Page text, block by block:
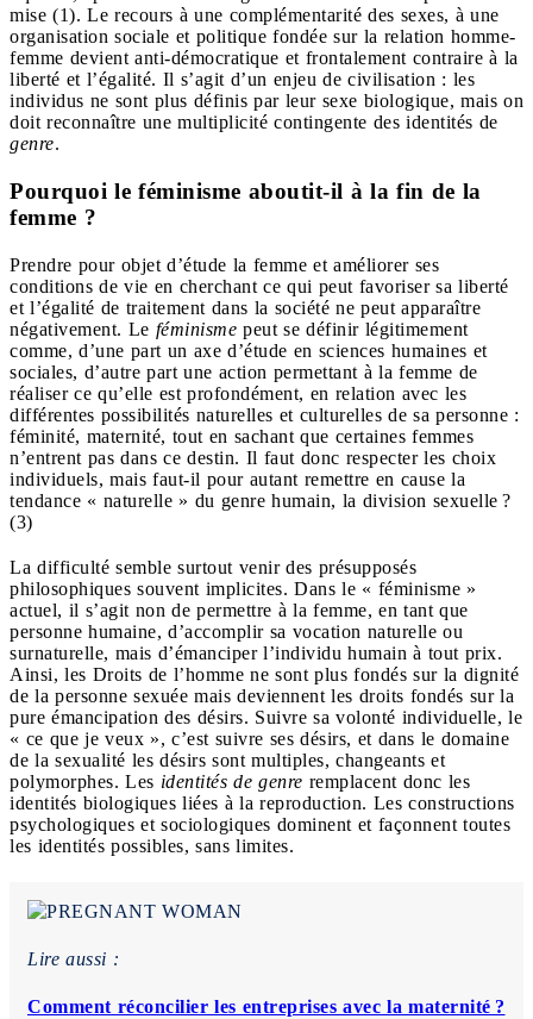
mise (1). Le recours à une complémentarité des sexes, à une
organisation sociale et politique fondée sur la relation homme-
femme devient anti-démocratique et frontalement contraire à la
liberté et l’égalité. Il s’agit d’un enjeu de civilisation : les
individus ne sont plus définis par leur sexe biologique, mais on
doit reconnaître une multiplicité contingente des identités de
genre.
Pourquoi le féminisme aboutit-il à la fin de la
femme ?
Prendre pour objet d’étude la femme et améliorer ses
conditions de vie en cherchant ce qui peut favoriser sa liberté
et l’égalité de traitement dans la société ne peut apparaître
négativement. Le féminisme peut se définir légitimement
comme, d’une part un axe d’étude en sciences humaines et
sociales, d’autre part une action permettant à la femme de
réaliser ce qu’elle est profondément, en relation avec les
différentes possibilités naturelles et culturelles de sa personne :
féminité, maternité, tout en sachant que certaines femmes
n’entrent pas dans ce destin. Il faut donc respecter les choix
individuels, mais faut-il pour autant remettre en cause la
tendance « naturelle » du genre humain, la division sexuelle ?
(3)
La difficulté semble surtout venir des présupposés
philosophiques souvent implicites. Dans le « féminisme »
actuel, il s’agit non de permettre à la femme, en tant que
personne humaine, d’accomplir sa vocation naturelle ou
surnaturelle, mais d’émanciper l’individu humain à tout prix.
Ainsi, les Droits de l’homme ne sont plus fondés sur la dignité
de la personne sexuée mais deviennent les droits fondés sur la
pure émancipation des désirs. Suivre sa volonté individuelle, le
« ce que je veux », c’est suivre ses désirs, et dans le domaine
de la sexualité les désirs sont multiples, changeants et
polymorphes. Les identités de genre remplacent donc les
identités biologiques liées à la reproduction. Les constructions
psychologiques et sociologiques dominent et façonnent toutes
les identités possibles, sans limites.
Lire aussi :
Comment réconcilier les entreprises avec la maternité ?